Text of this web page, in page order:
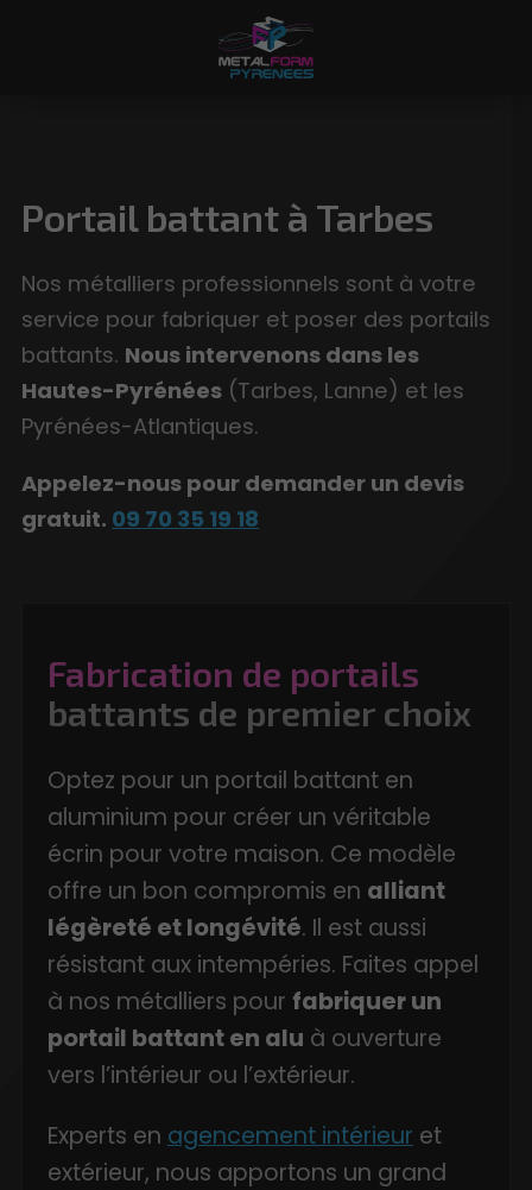
Portail battant à Tarbes
Nos métalliers professionnels sont à votre
service pour fabriquer et poser des portails
battants. Nous intervenons dans les
Hautes-Pyrénées (Tarbes, Lanne) et les
Pyrénées-Atlantiques.
Appelez-nous pour demander un devis
gratuit. 09 70 35 19 18
Fabrication de portails
battants de premier choix
Optez pour un portail battant en
aluminium pour créer un véritable
écrin pour votre maison. Ce modèle
offre un bon compromis en alliant
légèreté et longévité. Il est aussi
résistant aux intempéries. Faites appel
à nos métalliers pour fabriquer un
portail battant en alu à ouverture
vers l’intérieur ou l’extérieur.
Experts en agencement intérieur et
extérieur, nous apportons un grand